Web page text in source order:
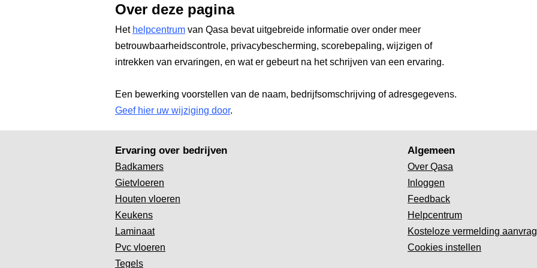
Over deze pagina
Het helpcentrum van Qasa bevat uitgebreide informatie over onder meer
betrouwbaarheidscontrole, privacybescherming, scorebepaling, wijzigen of
intrekken van ervaringen, en wat er gebeurt na het schrijven van een ervaring.
Een bewerking voorstellen van de naam, bedrijfsomschrijving of adresgegevens.
Geef hier uw wijziging door.
Ervaring over bedrijven
Badkamers
Gietvloeren
Houten vloeren
Keukens
Laminaat
Pvc vloeren
Tegels
Algemeen
Over Qasa
Inloggen
Feedback
Helpcentrum
Kosteloze vermelding
Cookies instellen